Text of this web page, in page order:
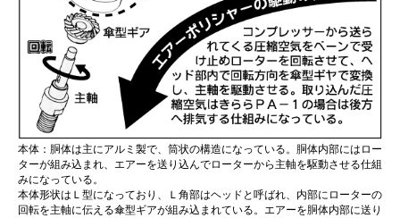
本体：胴体は主にアルミ製で、筒状の構造になっている。胴体内部にはロー
ターが組み込まれ、エアーを送り込んでローターから主軸を駆動させる仕組
みになっている。
本体形状はＬ型になっており、Ｌ角部はヘッドと呼ばれ、内部にローターの
回転を主軸に伝える傘型ギアが組み込まれている。エアーを胴体内部に送り